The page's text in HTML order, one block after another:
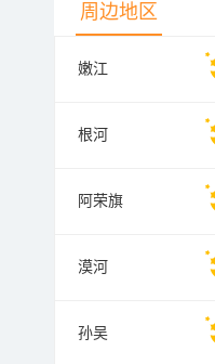
周边地区
嫩江
根河
阿荣旗
漠河
孙吴